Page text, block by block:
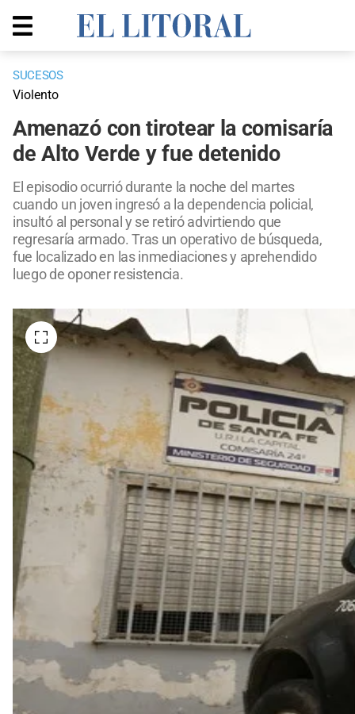
SUCESOS
Violento
Amenazó con tirotear la comisaría
de Alto Verde y fue detenido
El episodio ocurrió durante la noche del martes
cuando un joven ingresó a la dependencia policial,
insultó al personal y se retiró advirtiendo que
regresaría armado. Tras un operativo de búsqueda,
fue localizado en las inmediaciones y aprehendido
luego de oponer resistencia.